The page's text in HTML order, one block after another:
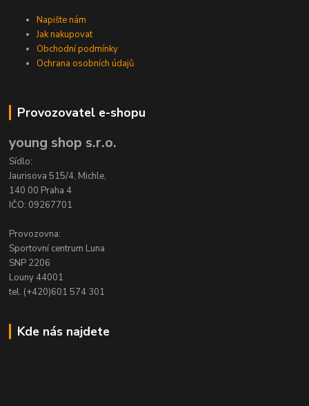
Napište nám
Jak nakupovat
Obchodní podmínky
Ochrana osobních údajů
Provozovatel e-shopu
young shop s.r.o.
Sídlo:
Jaurisova 515/4, Michle,
140 00 Praha 4
IČO: 09267701
Provozovna:
Sportovní centrum Luna
SNP 2206
Louny 44001
tel. (+420)601 574 301
Kde nás najdete